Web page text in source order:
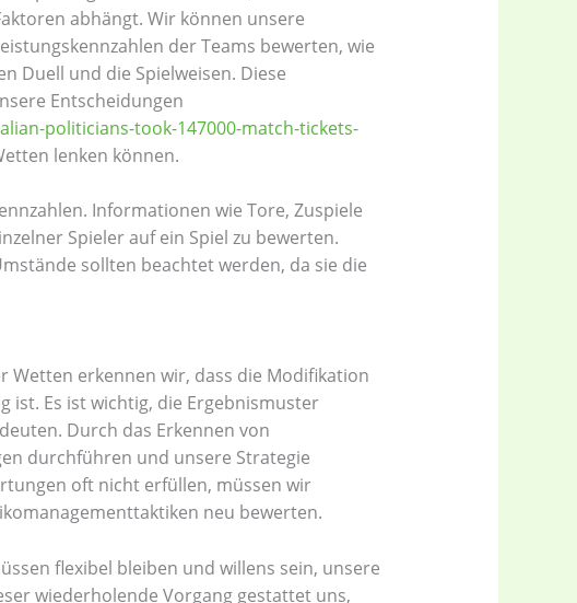
abhängt. Wir können unsere
der Teams bewerten, wie
Duell und die Spielweisen. Diese
Entscheidungen
politicians-took-147000-match-tickets-
lenken können.
Informationen wie Tore, Zuspiele
Spieler auf ein Spiel zu bewerten.
sollten beachtet werden, da sie die
Wetten erkennen wir, dass die Modifikation
ist. Es ist wichtig, die Ergebnismuster
Durch das Erkennen von
durchführen und unsere Strategie
oft nicht erfüllen, müssen wir
neu bewerten.
flexibel bleiben und willens sein, unsere
wiederholende Vorgang gestattet uns,